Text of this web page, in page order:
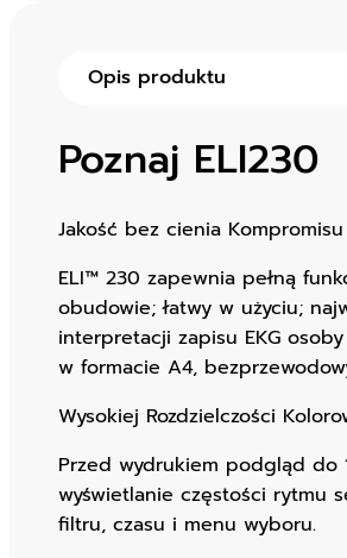
Opis produktu
Poznaj ELI230
Jakość bez cienia Kompromisu
ELI™ 230 zapewnia pełną
obudowie; łatwy w użyciu;
interpretacji zapisu EKG
w formacie A4,
Wysokiej Rozdzielczości
Przed wydrukiem podgląd do
wyświetlanie częstości rytmu
filtru, czasu i menu wyboru.